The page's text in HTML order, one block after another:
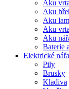
Aku
Aku
Aku
Aku
Aku
Baterie
Elektrické
Pily
Brusky
Kladiva